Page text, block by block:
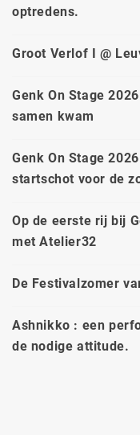
optredens.
Groot Verlof I @
Genk On Stage
samen kwam
Genk On Stage
startschot voor de
Op de eerste rij bij
met Atelier32
De Festivalzomer
Ashnikko : een
de nodige attitude.